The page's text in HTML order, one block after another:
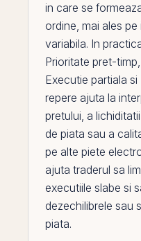
in care se
ordine, mai ales pe
variabila. In
Prioritate pret-timp,
Executie partiala si
repere ajuta la
pretului, a
de piata sau a
pe alte piete
ajuta traderul sa
executiile slabe si
dezechilibrele sau
piata.